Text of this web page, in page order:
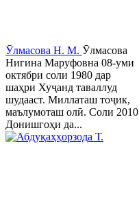
Ӯлмасова Н. М. Ӯлмасова
Нигина Маруфовна 08-уми
октябри соли 1980 дар
шаҳри Хуҷанд таваллуд
шудааст. Миллаташ тоҷик,
маълумоташ олӣ. Соли 2010
Донишгоҳи да...